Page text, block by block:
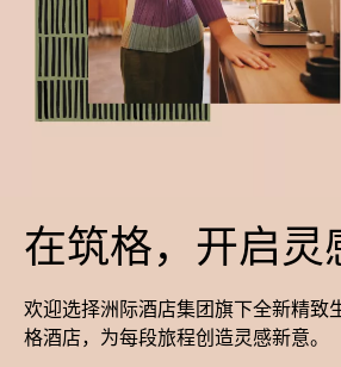
在筑格，开启灵
欢迎选择洲际酒店集团旗下全新精
格酒店，为每段旅程创造灵感新意。